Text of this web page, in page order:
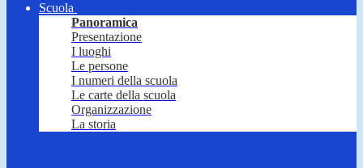
Scuola
Panoramica
Presentazione
I luoghi
Le persone
I numeri della scuola
Le carte della scuola
Organizzazione
La storia